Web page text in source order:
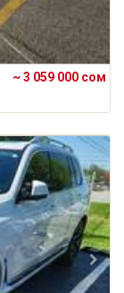
~ 3 059 000 сом